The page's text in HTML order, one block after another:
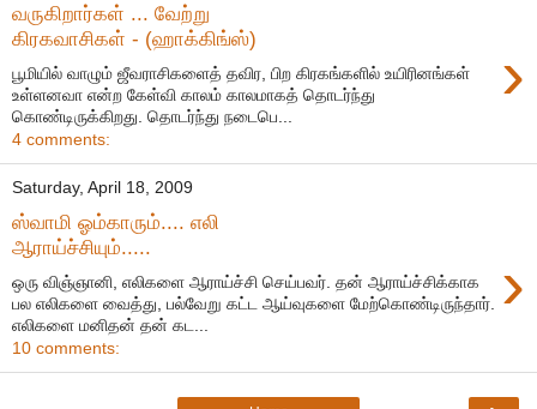
வருகிறார்கள் ... வேற்று
கிரகவாசிகள் - (ஹாக்கிங்ஸ்)
›
பூமியில் வாழும் ஜீவராசிகளைத் தவிர, பிற கிரகங்களில் உயிரினங்கள்
உள்ளனவா என்ற கேள்வி காலம் காலமாகத் தொடர்ந்து
கொண்டிருக்கிறது. தொடர்ந்து நடைபெ...
4 comments:
Saturday, April 18, 2009
ஸ்வாமி ஓம்காரும்.... எலி
ஆராய்ச்சியும்.....
›
ஒரு விஞ்ஞானி, எலிகளை ஆராய்ச்சி செய்பவர். தன் ஆராய்ச்சிக்காக
பல எலிகளை வைத்து, பல்வேறு கட்ட ஆய்வுகளை மேற்கொண்டிருந்தார்.
எலிகளை மனிதன் தன் கட...
10 comments: